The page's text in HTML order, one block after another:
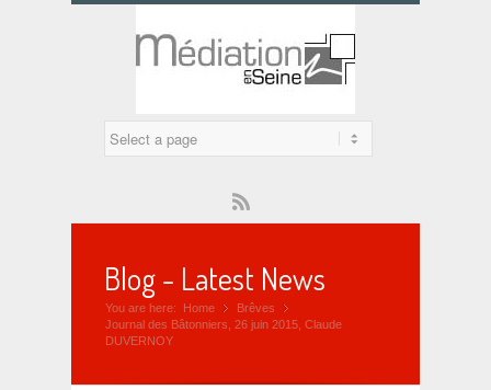
Blog - Latest News
You are here: Home »
Brêves
Journal des Bâtonniers, 26 juin 2015, Claude
DUVERNOY